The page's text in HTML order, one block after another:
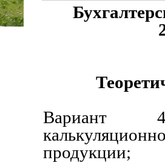
Вариант
продукции;